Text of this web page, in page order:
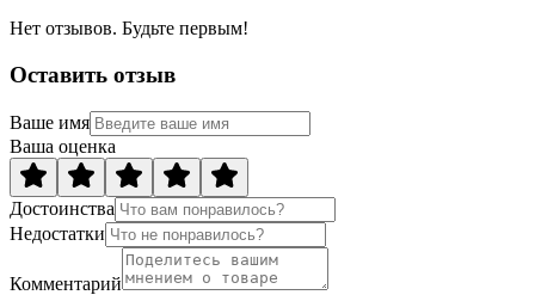
Нет отзывов. Будьте первым!
Оставить отзыв
Ваше имя
Ваша оценка
Достоинства
Недостатки
Комментарий